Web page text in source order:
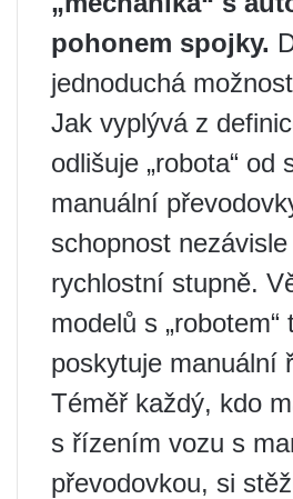
pohonem spojky.
jednoduchá
Jak vyplývá z
odlišuje „robota“ od
manuální
schopnost
rychlostní stupně.
modelů s „robotem“
poskytuje manuální
Téměř každý, kdo
s řízením vozu s
převodovkou, si